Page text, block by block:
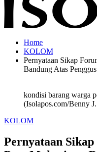
Home
KOLOM
Pernyataan Sikap
Bandung Atas
kondisi barang warga
(Isolapos.com/Benny
KOLOM
Pernyataan